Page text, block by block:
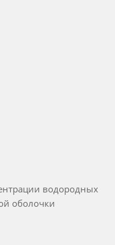
водородных
оболочки